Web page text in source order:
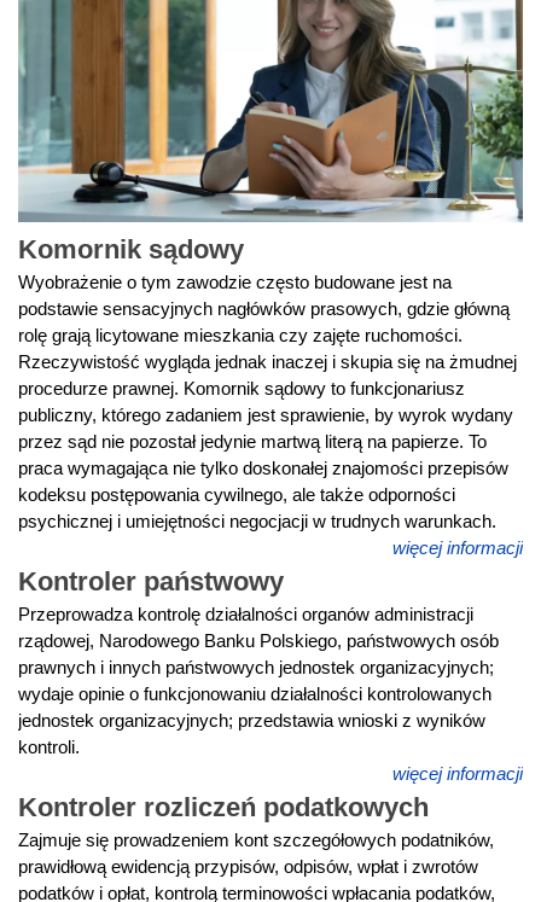
Komornik sądowy
Wyobrażenie o tym zawodzie często budowane jest na
podstawie sensacyjnych nagłówków prasowych, gdzie główną
rolę grają licytowane mieszkania czy zajęte ruchomości.
Rzeczywistość wygląda jednak inaczej i skupia się na żmudnej
procedurze prawnej. Komornik sądowy to funkcjonariusz
publiczny, którego zadaniem jest sprawienie, by wyrok wydany
przez sąd nie pozostał jedynie martwą literą na papierze. To
praca wymagająca nie tylko doskonałej znajomości przepisów
kodeksu postępowania cywilnego, ale także odporności
psychicznej i umiejętności negocjacji w trudnych warunkach.
więcej informacji
Kontroler państwowy
Przeprowadza kontrolę działalności organów administracji
rządowej, Narodowego Banku Polskiego, państwowych osób
prawnych i innych państwowych jednostek organizacyjnych;
wydaje opinie o funkcjonowaniu działalności kontrolowanych
jednostek organizacyjnych; przedstawia wnioski z wyników
kontroli.
więcej informacji
Kontroler rozliczeń podatkowych
Zajmuje się prowadzeniem kont szczegółowych podatników,
prawidłową ewidencją przypisów, odpisów, wpłat i zwrotów
podatków i opłat, kontrolą terminowości wpłacania podatków,